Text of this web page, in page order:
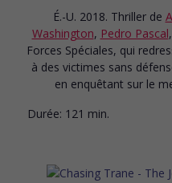
É.-U. 2018. Thriller de
Washington, Pedro Pascal,
Forces Spéciales, qui
à des victimes sans
en enquêtant sur le
Durée: 121 min.